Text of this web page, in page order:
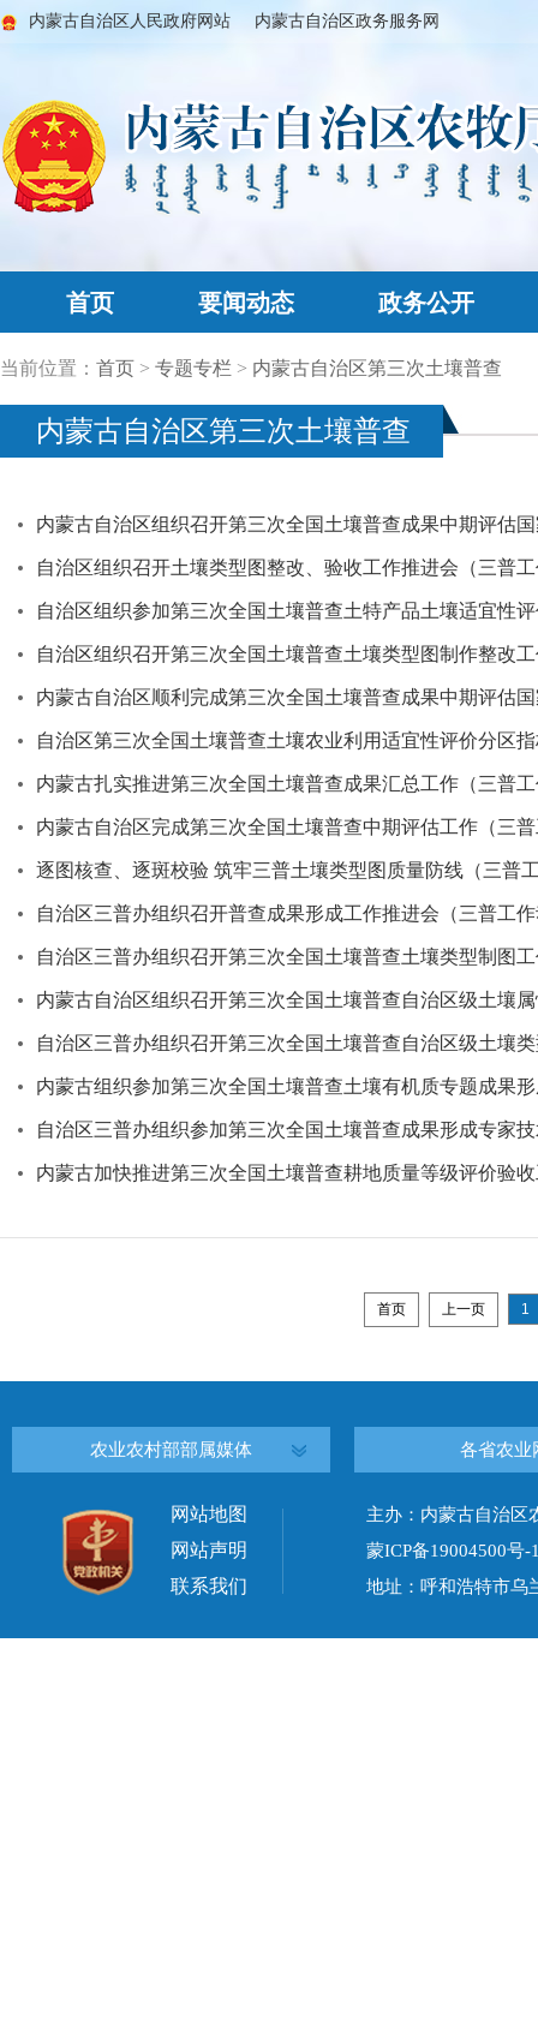
内蒙古自治区人民政府网站 内蒙古自治区政务服务网
首页 要闻动态 政务公开
当前位置： 首页 > 专题专栏 > 内蒙古自治区第三次土壤普查
内蒙古自治区第三次土壤普查
内蒙古自治区组织召开第三次全国土壤普查成果中期评估
自治区组织召开土壤类型图整改、验收工作推进会（三普
自治区组织参加第三次全国土壤普查土特产品土壤适宜性
自治区组织召开第三次全国土壤普查土壤类型图制作整改
内蒙古自治区顺利完成第三次全国土壤普查成果中期评估
自治区第三次全国土壤普查土壤农业利用适宜性评价分区
内蒙古扎实推进第三次全国土壤普查成果汇总工作（三普
内蒙古自治区完成第三次全国土壤普查中期评估工作（三
逐图核查、逐斑校验 筑牢三普土壤类型图质量防线（三普
自治区三普办组织召开普查成果形成工作推进会（三普工
自治区三普办组织召开第三次全国土壤普查土壤类型制图
内蒙古自治区组织召开第三次全国土壤普查自治区级土壤
自治区三普办组织召开第三次全国土壤普查自治区级土壤
内蒙古组织参加第三次全国土壤普查土壤有机质专题成果
自治区三普办组织参加第三次全国土壤普查成果形成专家
内蒙古加快推进第三次全国土壤普查耕地质量等级评价验
首页 上一页 1
农业农村部部属媒体 各省农业
网站地图
网站声明
联系我们
主办：内蒙古自治
蒙ICP备19004500号-
地址：呼和浩特市